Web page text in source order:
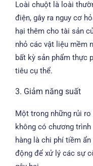
Loài chuột là loài
điện, gây ra nguy cơ
hại thêm cho tài sản
nhỏ các vật liệu mềm
bất kỳ sản phẩm thực
tiêu cụ thể.
3. Giảm năng suất
Một trong những rủi
không có chương
hàng là chi phí tiềm
động để xử lý các sự